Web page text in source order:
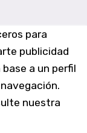
para
publicidad
a un perfil
nuestra